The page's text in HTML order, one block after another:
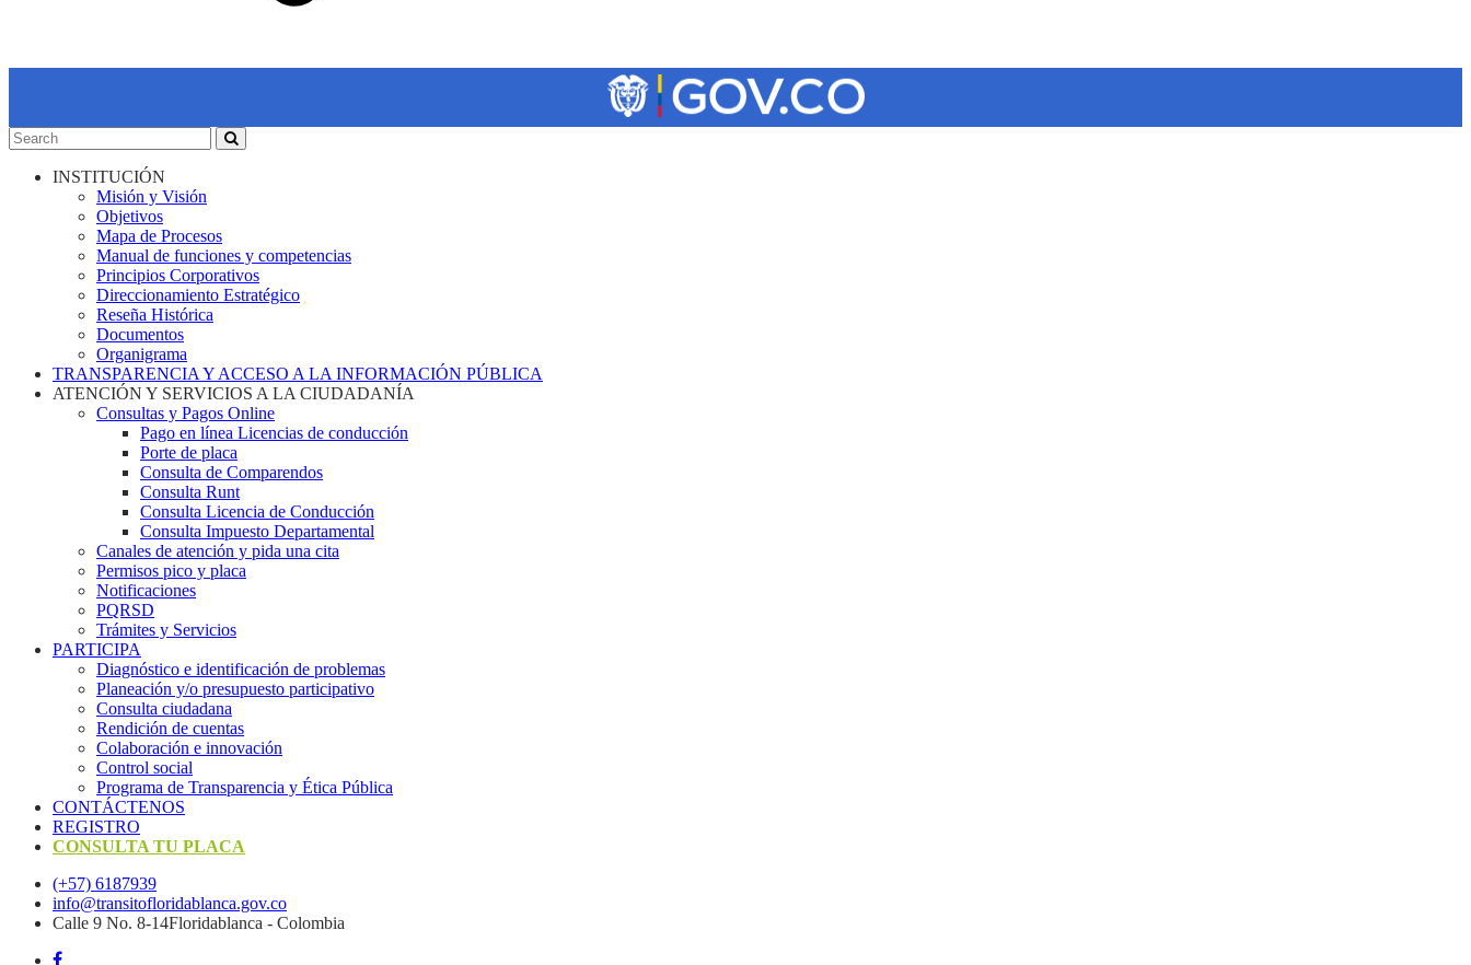
INSTITUCIÓN
Misión y Visión
Objetivos
Mapa de Procesos
Manual de funciones y competencias
Principios Corporativos
Direccionamiento Estratégico
Reseña Histórica
Documentos
Organigrama
TRANSPARENCIA Y ACCESO A LA INFORMACIÓN PÚBLICA
ATENCIÓN Y SERVICIOS A LA CIUDADANÍA
Consultas y Pagos Online
Pago en línea Licencias de conducción
Porte de placa
Consulta de Comparendos
Consulta Runt
Consulta Licencia de Conducción
Consulta Impuesto Departamental
Canales de atención y pida una cita
Permisos pico y placa
Notificaciones
PQRSD
Trámites y Servicios
PARTICIPA
Diagnóstico e identificación de problemas
Planeación y/o presupuesto participativo​
Consulta ciudadana
Rendición de cuentas
Colaboración e innovación
Control social
Programa de Transparencia y Ética Pública
CONTÁCTENOS
REGISTRO
CONSULTA TU PLACA
(+57) 6187939
info@transitofloridablanca.gov.co
Calle 9 No. 8-14Floridablanca - Colombia